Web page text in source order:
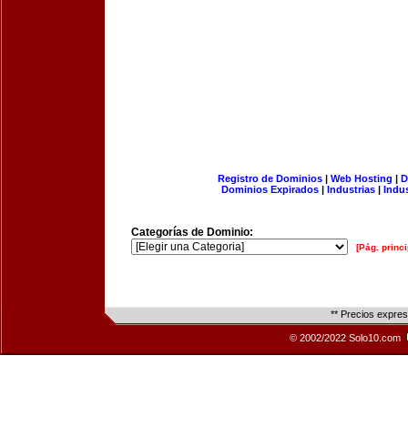
Registro de Dominios| Web Hosting |
Dominios Expirados | Industrias |
Categorías de Dominio:
[Pág.
** Precios
© 2002/2022 Solo10.com